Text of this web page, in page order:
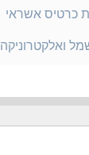
כרטיס אשראי
ואלקטרוניקה